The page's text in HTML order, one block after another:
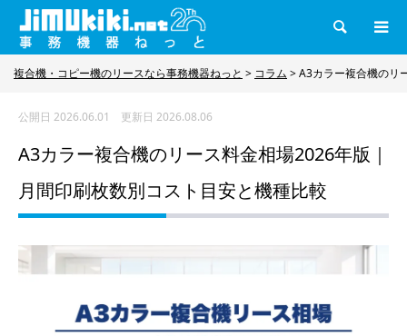
検索
複合機・コピー機のリースなら事務機器ねっと > コラム >A3カラー複合機のリ
公開日 2026.06.01 更新日 2026.08.06
A3カラー複合機のリース料金相場2026年版｜
月間印刷枚数別コスト目安と機種比較